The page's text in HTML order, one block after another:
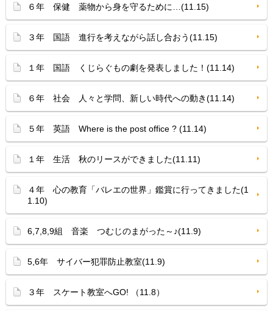
６年 保健 薬物から身を守るために…(11.15)
３年 国語 進行を考えながら話し合おう(11.15)
１年 国語 くじらぐもの劇を発表しました！(11.14)
６年 社会 人々と学問、新しい時代への動き(11.14)
５年 英語 Where is the post office ? (11.14)
１年 生活 秋のリースができました(11.11)
４年 心の教育「バレエの世界」鑑賞に行ってきました(1
1.10)
6,7,8,9組 音楽 つむじのまがった～♪(11.9)
5,6年 サイバー犯罪防止教室(11.9)
３年 スケート教室へGO! （11.8）